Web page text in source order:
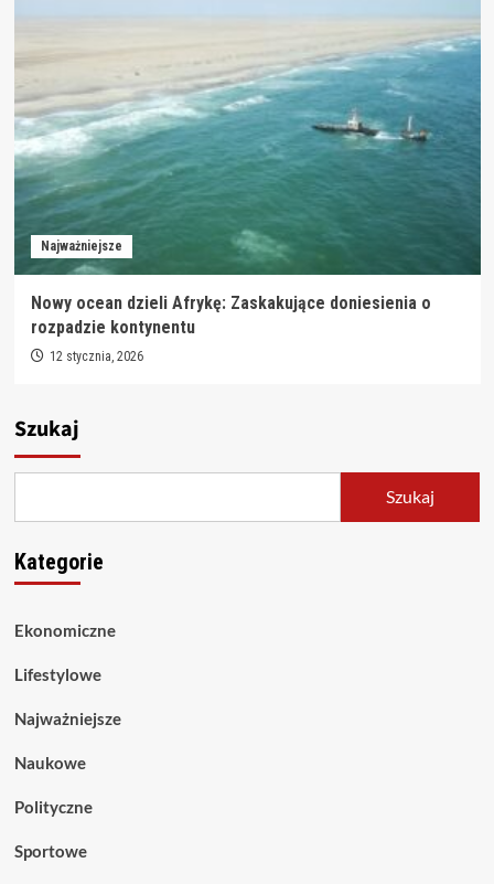
Najważniejsze
Nowy ocean dzieli Afrykę: Zaskakujące doniesienia o
rozpadzie kontynentu
12 stycznia, 2026
Szukaj
Szukaj
Kategorie
Ekonomiczne
Lifestylowe
Najważniejsze
Naukowe
Polityczne
Sportowe